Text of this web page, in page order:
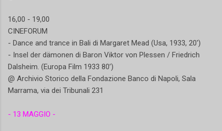
16,00 - 19,00
CINEFORUM
- Dance and trance in Bali di Margaret Mead (Usa, 1933, 20')
- Insel der dämonen di Baron Viktor von Plessen / Friedrich
Dalsheim. (Europa Film 1933 80’)
@ Archivio Storico della Fondazione Banco di Napoli, Sala
Marrama, via dei Tribunali 231
- 13 MAGGIO -